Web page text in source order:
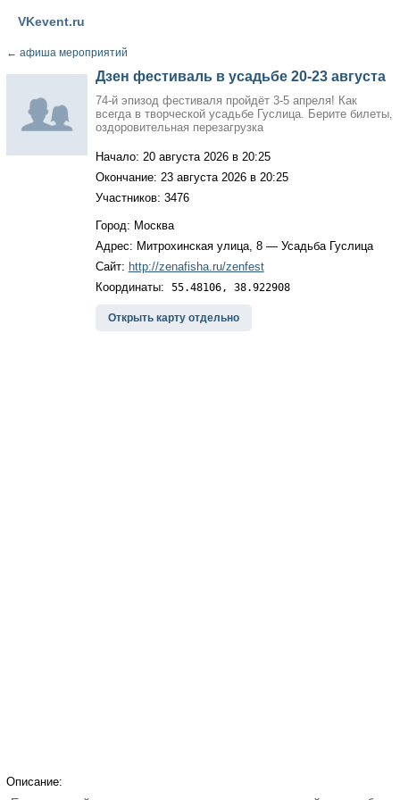
VKevent.ru
← афиша мероприятий
Дзен фестиваль в усадьбе 20-23 августа
74-й эпизод фестиваля пройдёт 3-5 апреля! Как
всегда в творческой усадьбе Гуслица. Берите билеты,
оздоровительная перезагрузка
Начало: 20 августа 2026 в 20:25
Окончание: 23 августа 2026 в 20:25
Участников: 3476
Город: Москва
Адрес: Митрохинская улица, 8 — Усадьба Гуслица
Сайт: http://zenafisha.ru/zenfest
Координаты: 55.48106, 38.922908
Открыть карту отдельно
Описание: